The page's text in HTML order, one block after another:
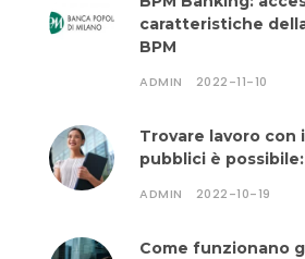
caratteristiche
BPM
ADMIN 2022-11-10
Trovare lavoro con
pubblici è
ADMIN 2022-10-19
Come funzionano